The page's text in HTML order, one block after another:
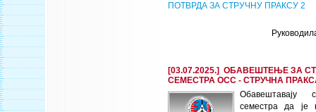
ПОТВРДА ЗА СТРУЧНУ ПРАКСУ 2
[03.07.2025.] ОБАВЕШТЕЊЕ ЗА
СЕМЕСТРА ОСС - СТРУЧНА
семестра да је